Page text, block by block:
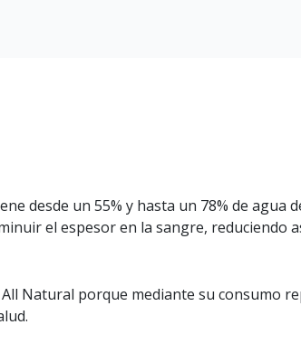
desde un 55% y hasta un 78% de agua
el espesor en la sangre, reduciendo
Natural porque mediante su consumo